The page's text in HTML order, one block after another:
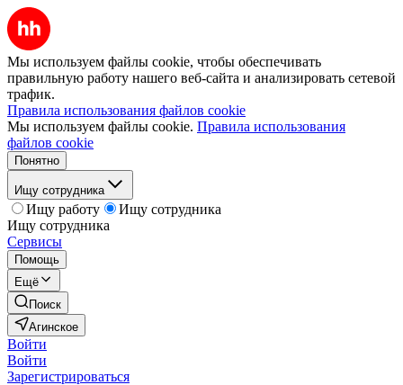
Мы используем файлы cookie, чтобы обеспечивать
правильную работу нашего веб-сайта и анализировать сетевой
трафик.
Правила использования файлов cookie
Мы используем файлы cookie. Правила использования
файлов cookie
Понятно
Ищу сотрудника
Ищу работу
Ищу сотрудника
Ищу сотрудника
Сервисы
Помощь
Ещё
Поиск
Агинское
Войти
Войти
Зарегистрироваться